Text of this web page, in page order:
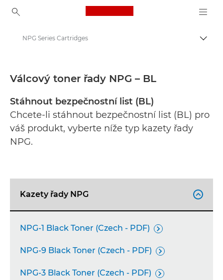
Canon Logo, back to
Bezpečnostní datové listy
NPG Series Cartridges
Válcový toner řady NPG – BL
Stáhnout bezpečnostní list (BL)
Chcete-li stáhnout bezpečnostní list (BL) pro
váš produkt, vyberte níže typ kazety řady
NPG.
Kazety řady NPG 
NPG-1 Black Toner (Czech - PDF) 
NPG-9 Black Toner (Czech - PDF) 
NPG-3 Black Toner (Czech - PDF) 